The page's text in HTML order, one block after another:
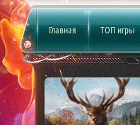
Главная ТОП игры